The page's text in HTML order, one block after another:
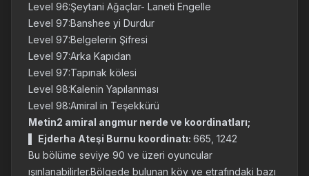
Level 96:Şeytani Ağaçlar- Laneti Engelle
Level 97:Banshee yi Durdur
Level 97:Belgelerin Şifresi
Level 97:Arka Kapıdan
Level 97:Tapınak kölesi
Level 98:Kalenin Yapılanması
Level 98:Amiral in Teşekkürü
Metin2 amiral angmur nerde ve koordinatları;
Ejderha Ateşi Burnu koordinatı: 665, 1242
Bu bölüme seviye 90 ve üzeri oyuncular
ışınlanabilirler.Bölgede bulunan köy ve etrafındaki bazı